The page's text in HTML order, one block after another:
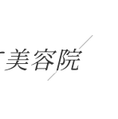
容院